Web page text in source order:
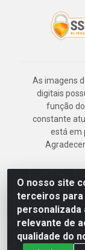
O nosso site
terceiros para
personalizada
relevante de
qualidade do
As imagens
digitais
função
constante
está em
Deskontão
Imbiribeira -